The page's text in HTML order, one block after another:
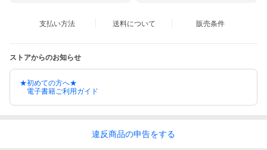
支払い方法 送料について 販売条件
ストアからのお知らせ
★初めての方へ★
電子書籍ご利用ガイド
違反商品の申告をする